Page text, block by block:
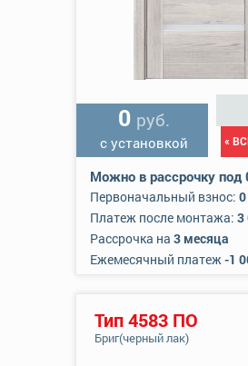
0 руб.
с установкой «
Можно в рассрочку под
Первоначальный взнос:
Платеж после монтажа: 3
Рассрочка на 3 месяца
Ежемесячный платеж-1
Тип 4583 ПО
Бриг(черный лак)